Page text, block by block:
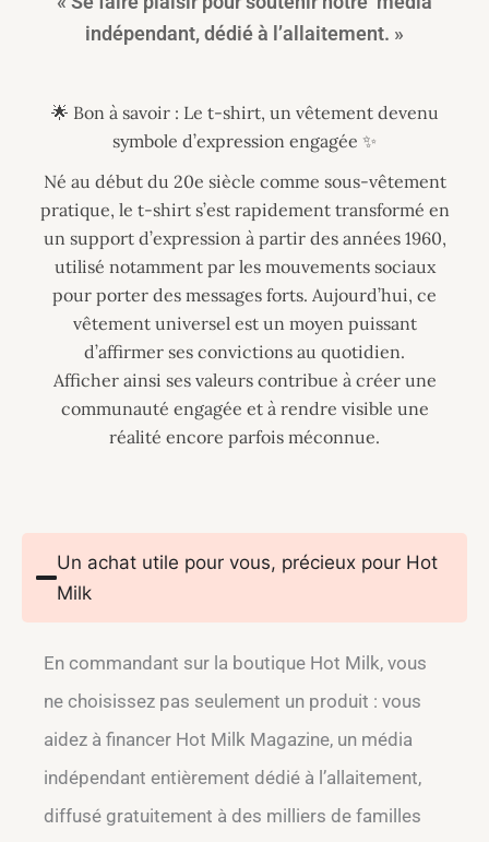
indépendant, dédié à l’allaitement. »
🌟 Bon à savoir : Le t-shirt, un vêtement devenu
symbole d’expression engagée ✨
Né au début du 20e siècle comme sous-vêtement
pratique, le t-shirt s’est rapidement transformé en
un support d’expression à partir des années 1960,
utilisé notamment par les mouvements sociaux
pour porter des messages forts. Aujourd’hui, ce
vêtement universel est un moyen puissant
d’affirmer ses convictions au quotidien.
Afficher ainsi ses valeurs contribue à créer une
communauté engagée et à rendre visible une
réalité encore parfois méconnue.
Un achat utile pour vous, précieux pour Hot
Milk
En commandant sur la boutique Hot Milk, vous
ne choisissez pas seulement un produit : vous
aidez à financer Hot Milk Magazine, un média
indépendant entièrement dédié à l’allaitement,
diffusé gratuitement à des milliers de familles